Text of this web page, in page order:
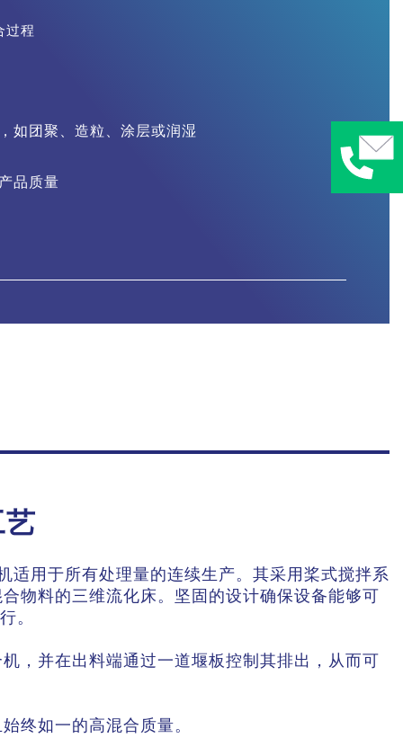
过程
如团聚、造粒、涂层或润湿
品质量
适用于所有处理量的连续生产。其采用桨式搅拌系
物料的三维流化床。坚固的设计确保设备能够可
。
，并在出料端通过一道堰板控制其排出，从而可
终如一的高混合质量。